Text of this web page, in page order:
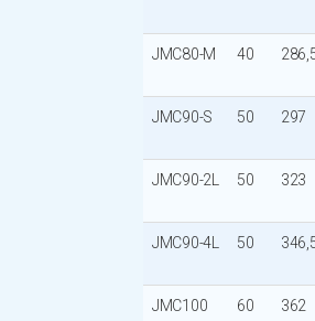
JMC80-M 40
JMC90-S 50 297
JMC90-2L 50 323
JMC90-4L 50
JMC100 60 362